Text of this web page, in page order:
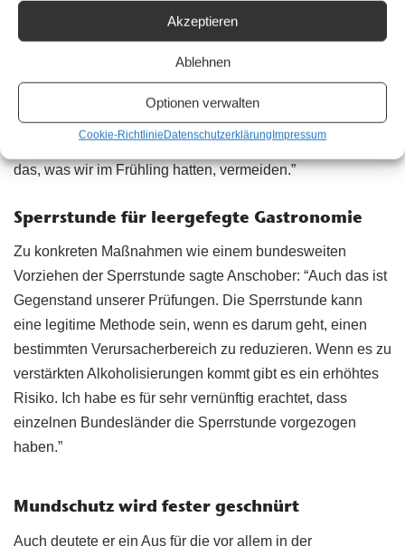
Akzeptieren
Ablehnen
Optionen verwalten
Cookie-RichtlinieDatenschutzerklärungImpressum
Ausgangssperren und Einschränkungen
Gefragt, ob eine nächtliche Ausgangssperre – wie etwa in
Paris – denkbar sei, sagte Anschober: “Auch das wollen
wir vermeiden. Ich will mit aller Kraft etwas ähnliches, wie
das, was wir im Frühling hatten, vermeiden.”
Sperrstunde für leergefegte Gastronomie
Zu konkreten Maßnahmen wie einem bundesweiten
Vorziehen der Sperrstunde sagte Anschober: “Auch das ist
Gegenstand unserer Prüfungen. Die Sperrstunde kann
eine legitime Methode sein, wenn es darum geht, einen
bestimmten Verursacherbereich zu reduzieren. Wenn es zu
verstärkten Alkoholisierungen kommt gibt es ein erhöhtes
Risiko. Ich habe es für sehr vernünftig erachtet, dass
einzelnen Bundesländer die Sperrstunde vorgezogen
haben.”
Mundschutz wird fester geschnürt
Auch deutete er ein Aus für die vor allem in der